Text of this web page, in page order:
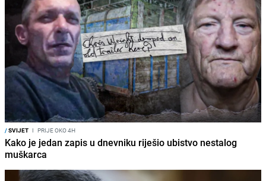
/SVIJET I PRIJE OKO 4H
Kako je jedan zapis u dnevniku riješio ubistvo nestalog
muškarca